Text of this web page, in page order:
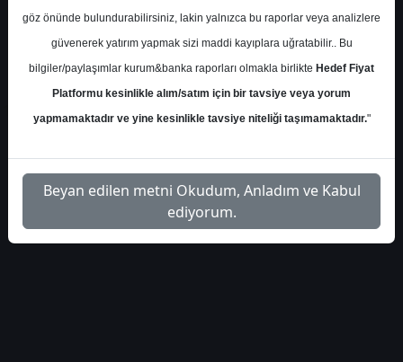
göz önünde bulundurabilirsiniz, lakin yalnızca bu raporlar veya analizlere
güvenerek yatırım yapmak sizi maddi kayıplara uğratabilir.. Bu
bilgiler/paylaşımlar kurum&banka raporları olmakla birlikte Hedef Fiyat
Platformu kesinlikle alım/satım için bir tavsiye veya yorum
yapmamaktadır ve yine kesinlikle tavsiye niteliği taşımamaktadır."
Beyan edilen metni Okudum, Anladım ve Kabul
ediyorum.